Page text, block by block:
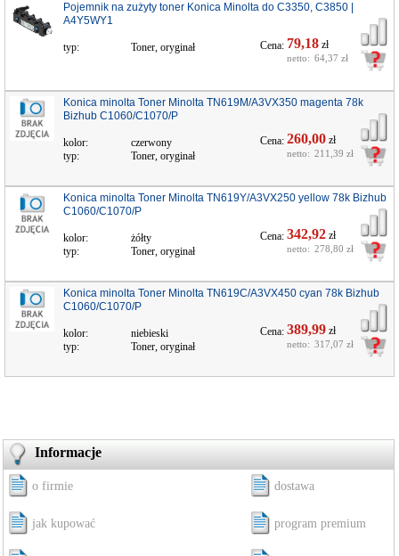
Pojemnik na zużyty toner Konica Minolta do C3350, C3850 |
A4Y5WY1
typ: Toner, oryginał Cena: 79,18 zł
netto: 64,37 zł
Konica minolta Toner Minolta TN619M/A3VX350 magenta 78k
Bizhub C1060/C1070/P
kolor:
czerwony
typ:
Toner, oryginał
Cena: 260,00 zł
netto: 211,39 zł
Konica minolta Toner Minolta TN619Y/A3VX250 yellow 78k Bizhub
C1060/C1070/P
kolor:
żółty
typ:
Toner, oryginał
Cena: 342,92 zł
netto: 278,80 zł
Konica minolta Toner Minolta TN619C/A3VX450 cyan 78k Bizhub
C1060/C1070/P
kolor:
niebieski
typ:
Toner, oryginał
Cena: 389,99 zł
netto: 317,07 zł
Informacje
o firmie
jak kupować
dostawa
program premium